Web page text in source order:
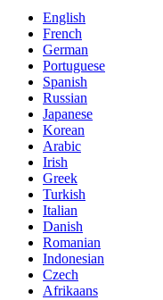
English
French
German
Portuguese
Spanish
Russian
Japanese
Korean
Arabic
Irish
Greek
Turkish
Italian
Danish
Romanian
Indonesian
Czech
Afrikaans